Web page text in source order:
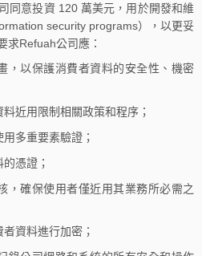
同意投資 120 萬美元，用於開發和維
security programs），以更妥
求Refuah公司應：
，以保護消費者資料的安全性、機密
近用限制相關政策和程序；
多重要素驗證；
憑證；
，確保使用者僅近用其業務所必需之
資料進行加密；